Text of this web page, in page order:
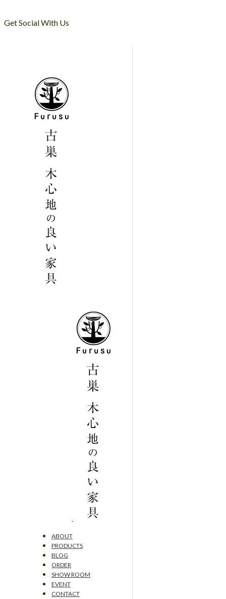
Get Social With Us
ABOUT
PRODUCTS
BLOG
ORDER
SHOW ROOM
EVENT
CONTACT